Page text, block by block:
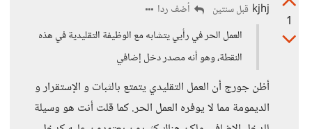
1
kjhj قبل سنتين
أضف ردا
العمل الحر في رأيي يتشابه مع الوظيفة التقليدية في هذه
النقطة، وهو أنه مصدر دخل إضافي
أظن جورج أن العمل التقليدي يتمتع بالثبات و الإستقرار و
الديمومة مما لا يوفره العمل الحر. كما قلت أنت هو وسيلة